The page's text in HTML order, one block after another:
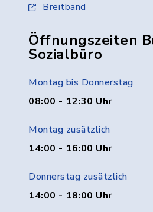
Breitband
Öffnungszeiten
Sozialbüro
Montag bis Donnerstag
08:00 - 12:30 Uhr
Montag zusätzlich
14:00 - 16:00 Uhr
Donnerstag zusätzlich
14:00 - 18:00 Uhr